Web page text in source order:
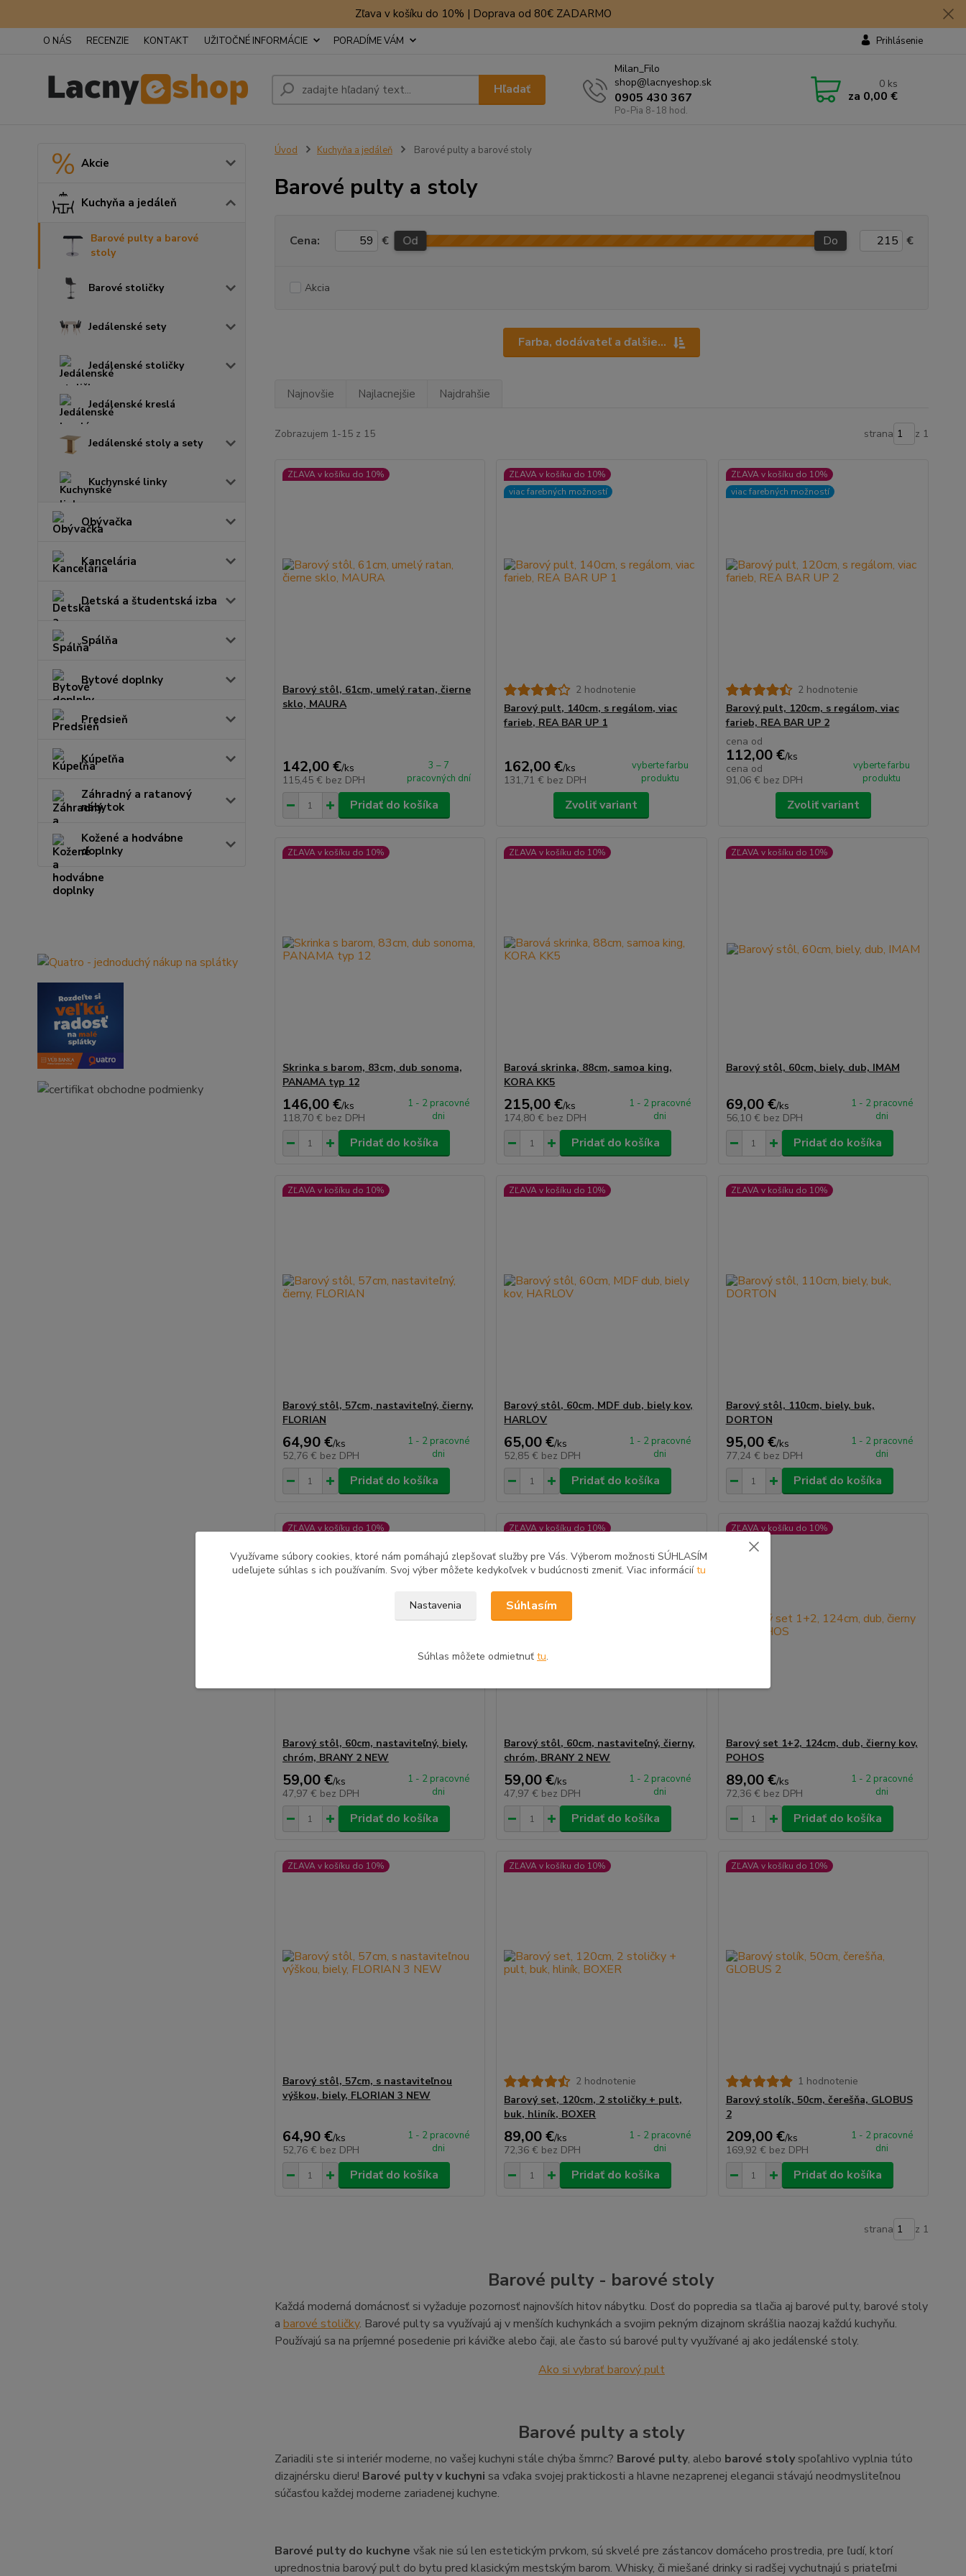
Zľava v košíku do 10% | Doprava od 80€ ZADARMO
O NÁS RECENZIE KONTAKT UŽITOČNÉ INFORMÁCIE PORADÍME VÁM Prihlásenie
Hľadať
Milan_Filo
shop@lacnyeshop.sk
0905 430 367
Po-Pia 8-18 hod.
0 ks
za 0,00 €
Akcie
Kuchyňa a jedáleň
Barové pulty a barové
stoly
Barové stoličky
Jedálenské sety
Jedálenské stoličky
Jedálenské kreslá
Jedálenské stoly a sety
Kuchynské linky
Obývačka
Kancelária
Detská a študentská izba
Spálňa
Bytové doplnky
Predsieň
Kúpeľňa
Záhradný a ratanový
nábytok
Kožené a hodvábne
doplnky
Úvod Kuchyňa a jedáleň Barové pulty a barové stoly
Barové pulty a stoly
Farba, dodávateľ a ďalšie...
Cena: € Od Do €
Akcia
Najnovšie Najlacnejšie Najdrahšie
Zobrazujem 1-15 z 15 strana z 1
ZĽAVA v košíku do 10%
Barový stôl, 61cm, umelý ratan, čierne
sklo, MAURA
142,00 €/ks
115,45 € bez DPH
3 – 7
pracovných dní
Pridať do košíka
ZĽAVA v košíku do 10%
viac farebných možností
2 hodnotenie
Barový pult, 140cm, s regálom, viac
farieb, REA BAR UP 1
162,00 €/ks
131,71 € bez DPH
vyberte farbu
produktu
Zvoliť variant
ZĽAVA v košíku do 10%
viac farebných možností
2 hodnotenie
Barový pult, 120cm, s regálom, viac
farieb, REA BAR UP 2
cena od
112,00 €/ks
cena od
91,06 € bez DPH
vyberte farbu
produktu
Zvoliť variant
ZĽAVA v košíku do 10%
Skrinka s barom, 83cm, dub sonoma,
PANAMA typ 12
146,00 €/ks
118,70 € bez DPH
1 - 2 pracovné
dni
Pridať do košíka
ZĽAVA v košíku do 10%
Barová skrinka, 88cm, samoa king,
KORA KK5
215,00 €/ks
174,80 € bez DPH
1 - 2 pracovné
dni
Pridať do košíka
ZĽAVA v košíku do 10%
Barový stôl, 60cm, biely, dub, IMAM
69,00 €/ks
56,10 € bez DPH
1 - 2 pracovné
dni
Pridať do košíka
ZĽAVA v košíku do 10%
Barový stôl, 57cm, nastaviteľný, čierny,
FLORIAN
64,90 €/ks
52,76 € bez DPH
1 - 2 pracovné
dni
Pridať do košíka
ZĽAVA v košíku do 10%
Barový stôl, 60cm, MDF dub, biely kov,
HARLOV
65,00 €/ks
52,85 € bez DPH
1 - 2 pracovné
dni
Pridať do košíka
ZĽAVA v košíku do 10%
Barový stôl, 110cm, biely, buk,
DORTON
95,00 €/ks
77,24 € bez DPH
1 - 2 pracovné
dni
Pridať do košíka
ZĽAVA v košíku do 10%
Barový stôl, 60cm, nastaviteľný, biely,
chróm, BRANY 2 NEW
59,00 €/ks
47,97 € bez DPH
1 - 2 pracovné
dni
Pridať do košíka
ZĽAVA v košíku do 10%
Barový stôl, 60cm, nastaviteľný, čierny,
chróm, BRANY 2 NEW
59,00 €/ks
47,97 € bez DPH
1 - 2 pracovné
dni
Pridať do košíka
ZĽAVA v košíku do 10%
Barový set 1+2, 124cm, dub, čierny kov,
POHOS
89,00 €/ks
72,36 € bez DPH
1 - 2 pracovné
dni
Pridať do košíka
ZĽAVA v košíku do 10%
Barový stôl, 57cm, s nastaviteľnou
výškou, biely, FLORIAN 3 NEW
64,90 €/ks
52,76 € bez DPH
1 - 2 pracovné
dni
Pridať do košíka
ZĽAVA v košíku do 10%
2 hodnotenie
Barový set, 120cm, 2 stoličky + pult,
buk, hliník, BOXER
89,00 €/ks
72,36 € bez DPH
1 - 2 pracovné
dni
Pridať do košíka
ZĽAVA v košíku do 10%
1 hodnotenie
Barový stolík, 50cm, čerešňa, GLOBUS
2
209,00 €/ks
169,92 € bez DPH
1 - 2 pracovné
dni
Pridať do košíka
strana z 1
Barové pulty - barové stoly
Každá moderná domácnosť si vyžaduje pozornosť najnovších hitov nábytku. Dosť do popredia sa tlačia aj barové pulty, barové stoly
a barové stoličky. Barové pulty sa využívajú aj v menších kuchynkách a svojim pekným dizajnom skrášlia naozaj každú kuchyňu.
Používajú sa na príjemné posedenie pri kávičke alebo čaji, ale často sú barové pulty využívané aj ako jedálenské stoly.
Ako si vybrať barový pult
Barové pulty a stoly
Zariadili ste si interiér moderne, no vašej kuchyni stále chýba šmrnc? Barové pulty, alebo barové stolyspoľahlivo vyplnia túto
dizajnérsku dieru! Barové pulty v kuchyni sa vďaka svojej praktickosti a hlavne nezaprenej elegancii stávajú neodmysliteľnou
súčasťou každej moderne zariadenej kuchyne.
Barové pulty do kuchyne však nie sú len estetickým prvkom, sú skvelé pre zástancov domáceho prostredia, pre ľudí, ktorí
uprednostnia barový pult do bytu pred klasickým mestským barom. Whisky, či miešané drinky si radšej vychutnajú s priateľmi
Využívame súbory cookies, ktoré nám pomáhajú zlepšovať služby pre Vás. Výberom možnosti SÚHLASÍM
udeľujete súhlas s ich používaním. Svoj výber môžete kedykoľvek v budúcnosti zmeniť. Viac informáciítu
Nastavenia Súhlasím
Súhlas môžete odmietnuť tu.